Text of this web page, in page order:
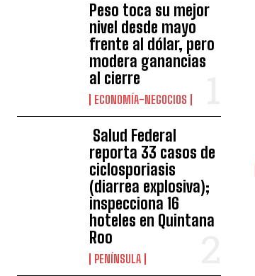
Peso toca su mejor
nivel desde mayo
frente al dólar, pero
modera ganancias
al cierre
ECONOMÍA-NEGOCIOS
Salud Federal
reporta 33 casos de
ciclosporiasis
(diarrea explosiva);
inspecciona 16
hoteles en Quintana
Roo
PENÍNSULA